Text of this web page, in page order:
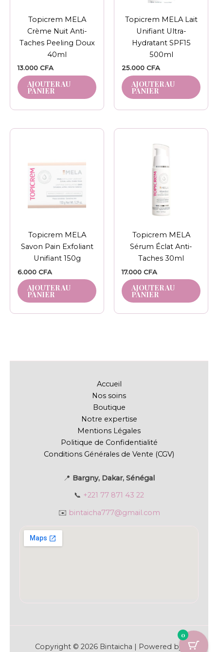
Topicrem MELA
Crème Nuit Anti-
Taches Peeling Doux
40ml
13.000 CFA
AJOUTER AU
PANIER
Topicrem MELA Lait
Unifiant Ultra-
Hydratant SPF15
500ml
25.000 CFA
AJOUTER AU
PANIER
Topicrem MELA
Savon Pain Exfoliant
Unifiant 150g
6.000 CFA
AJOUTER AU
PANIER
Topicrem MELA
Sérum Éclat Anti-
Taches 30ml
17.000 CFA
AJOUTER AU
PANIER
Accueil
Nos soins
Boutique
Notre expertise
Mentions Légales
Politique de Confidentialité
Conditions Générales de Vente (CGV)
📍 Bargny, Dakar, Sénégal
📞 +221 77 871 43 22
✉️ bintaicha777@gmail.com
Copyright © 2026 Bintaicha | Powered by
0